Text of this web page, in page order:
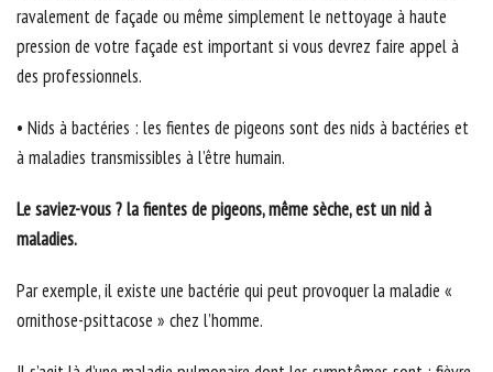
ravalement de façade ou même simplement le nettoyage à haute
pression de votre façade est important si vous devrez faire appel à
des professionnels.
• Nids à bactéries : les fientes de pigeons sont des nids à bactéries et
à maladies transmissibles à l’être humain.
Le saviez-vous ? la fientes de pigeons, même sèche, est un nid à
maladies.
Par exemple, il existe une bactérie qui peut provoquer la maladie «
ornithose-psittacose » chez l’homme.